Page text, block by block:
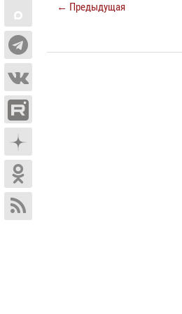
← Предыдущая